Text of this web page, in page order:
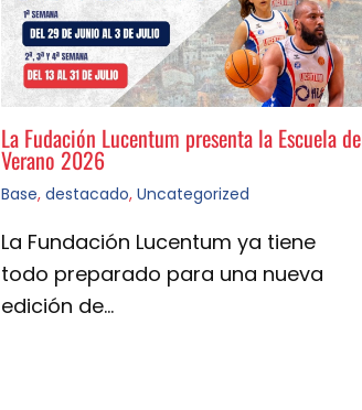
La Fudación Lucentum presenta la Escuela de
Verano 2026
Base, destacado, Uncategorized
La Fundación Lucentum ya tiene
todo preparado para una nueva
edición de…